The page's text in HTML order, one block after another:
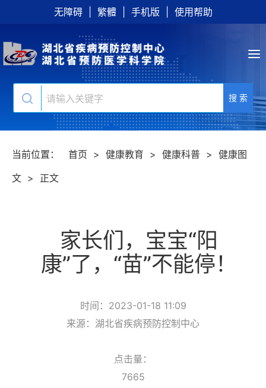
无障碍 繁體 手机版 使用帮助
搜 索
当前位置： 首页 > 健康教育 > 健康科普 > 健康图
文 > 正文
家长们，宝宝“阳
康”了，“苗”不能停！
时间：2023-01-18 11:09
来源：湖北省疾病预防控制中心
点击量：
7665